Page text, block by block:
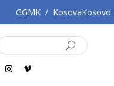
GGMK / KosovaKosovo